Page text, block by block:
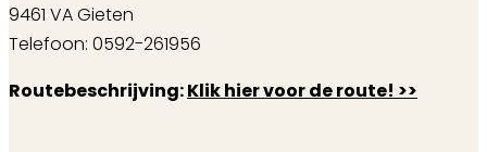
9461 VA Gieten
Telefoon: 0592-261956
Routebeschrijving:Klik hier voor de route! >>